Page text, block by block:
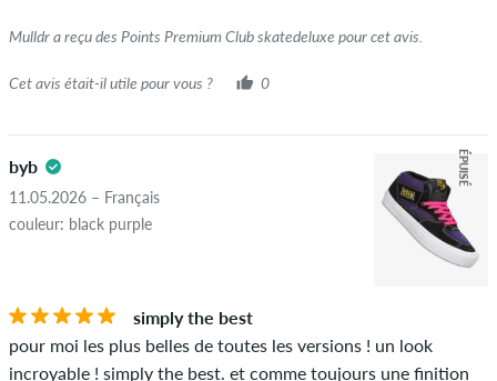
Mulldr a reçu des Points Premium Club skatedeluxe pour cet avis.
Cet avis était-il utile pour vous ? 0
byb
11.05.2026 – Français
couleur: black purple
ÉPUISÉ
simply the best
pour moi les plus belles de toutes les versions ! un look
incroyable ! simply the best. et comme toujours une finition